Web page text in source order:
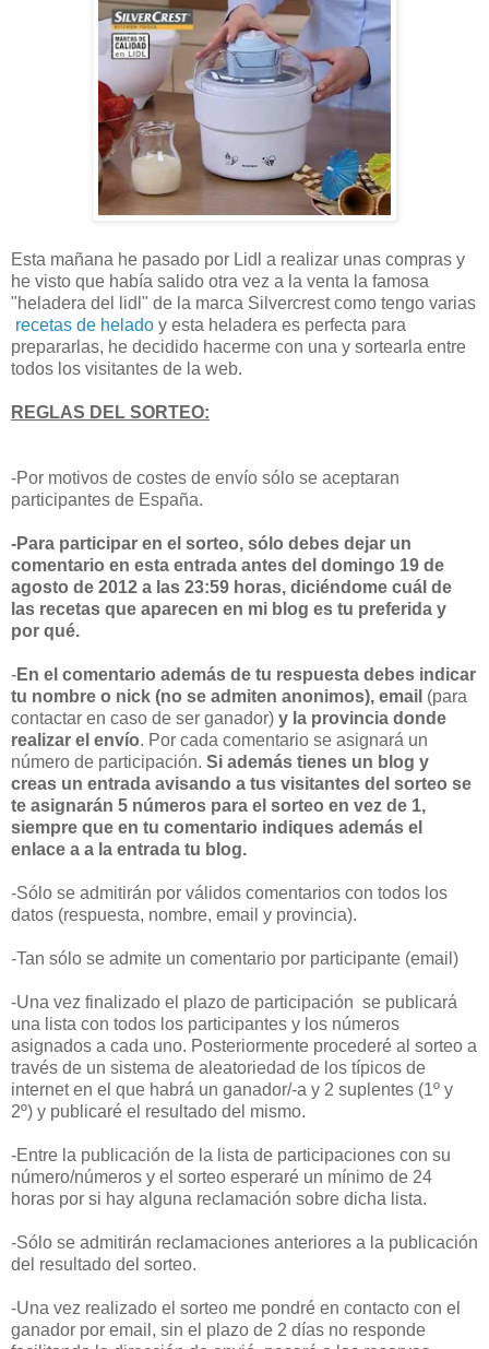
Esta mañana he pasado por Lidl a realizar unas compras y
he visto que había salido otra vez a la venta la famosa
"heladera del lidl" de la marca Silvercrest como tengo varias
recetas de helado y esta heladera es perfecta para
prepararlas, he decidido hacerme con una y sortearla entre
todos los visitantes de la web.
REGLAS DEL SORTEO:
-Por motivos de costes de envío sólo se aceptaran
participantes de España.
-Para participar en el sorteo, sólo debes dejar un
comentario en esta entrada antes del domingo 19 de
agosto de 2012 a las 23:59 horas, diciéndome cuál de
las recetas que aparecen en mi blog es tu preferida y
por qué.
-En el comentario además de tu respuesta debes indicar
tu nombre o nick (no se admiten anonimos), email (para
contactar en caso de ser ganador) y la provincia donde
realizar el envío. Por cada comentario se asignará un
número de participación. Si además tienes un blog y
creas un entrada avisando a tus visitantes del sorteo se
te asignarán 5 números para el sorteo en vez de 1,
siempre que en tu comentario indiques además el
enlace a a la entrada tu blog.
-Sólo se admitirán por válidos comentarios con todos los
datos (respuesta, nombre, email y provincia).
-Tan sólo se admite un comentario por participante (email)
-Una vez finalizado el plazo de participación se publicará
una lista con todos los participantes y los números
asignados a cada uno. Posteriormente procederé al sorteo a
través de un sistema de aleatoriedad de los típicos de
internet en el que habrá un ganador/-a y 2 suplentes (1º y
2º) y publicaré el resultado del mismo.
-Entre la publicación de la lista de participaciones con su
número/números y el sorteo esperaré un mínimo de 24
horas por si hay alguna reclamación sobre dicha lista.
-Sólo se admitirán reclamaciones anteriores a la publicación
del resultado del sorteo.
-Una vez realizado el sorteo me pondré en contacto con el
ganador por email, sin el plazo de 2 días no responde